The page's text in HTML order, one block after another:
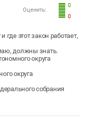
0
0
Оценить:
где этот закон работает,
должны знать.
округа
округа
собрания